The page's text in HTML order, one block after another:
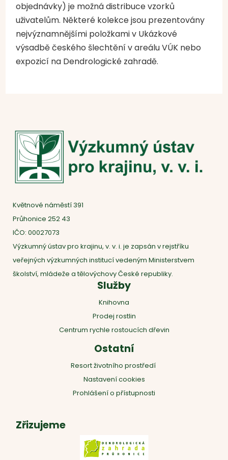
objednávky) je možná distribuce vzorků
uživatelům. Některé kolekce jsou prezentovány
nejvýznamnějšími položkami v Ukázkové
výsadbě českého šlechtění v areálu VÚK nebo
expozicí na Dendrologické zahradě.
Květnové náměstí 391
Průhonice 252 43
IČO: 00027073
Výzkumný ústav pro krajinu, v. v. i. je zapsán v rejstříku
veřejných výzkumných institucí vedeným Ministerstvem
školství, mládeže a tělovýchovy České republiky.
Služby
Knihovna
Prodej rostlin
Centrum rychle rostoucích dřevin
Ostatní
Resort životního prostředí
Nastavení cookies
Prohlášení o přístupnosti
Zřizujeme